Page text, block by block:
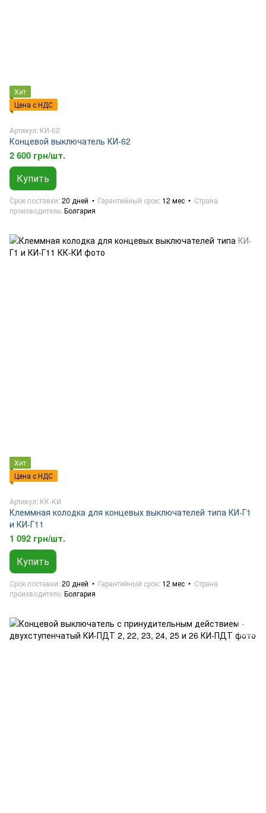
Хит
Цена с НДС
Артикул: КИ-62
Концевой выключатель КИ-62
2 600 грн/шт.
Купить
Срок поставки 20 дней Гарантийный срок 12 мес
Страна
производитель Болгария
Хит
Цена с НДС
Артикул: КК-КИ
Клеммная колодка для концевых выключателей типа КИ-Г1
и КИ-Г11
1 092 грн/шт.
Купить
Срок поставки 20 дней Гарантийный срок 12 мес
Страна
производитель Болгария